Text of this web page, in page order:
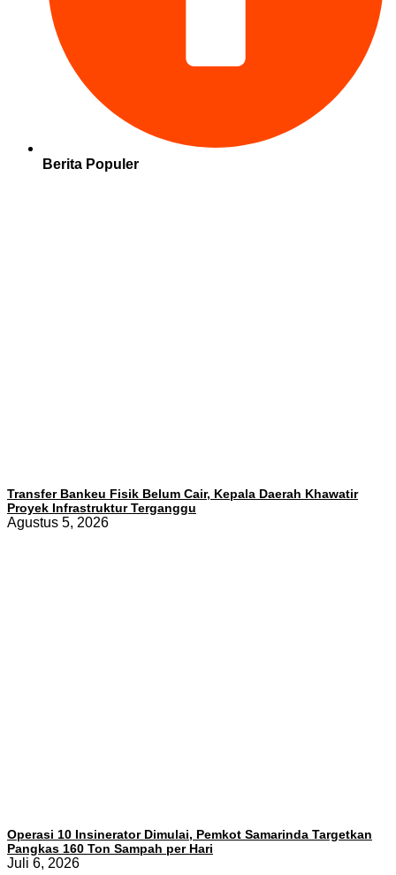
Berita Populer
Transfer Bankeu Fisik Belum Cair, Kepala Daerah Khawatir
Proyek Infrastruktur Terganggu
Agustus 5, 2026
Operasi 10 Insinerator Dimulai, Pemkot Samarinda Targetkan
Pangkas 160 Ton Sampah per Hari
Juli 6, 2026